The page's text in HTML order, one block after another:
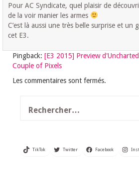
Pour AC Syndicate, quel plaisir de
de la voir manier les armes
C’est là aussi une très belle surprise et un
cet E3.
Pingback: [E3 2015] Preview
Couple of Pixels
Les commentaires sont fermés.
TikTok Twitter Facebook